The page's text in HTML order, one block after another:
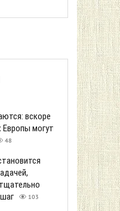
вскоре
Европы могут
48
103